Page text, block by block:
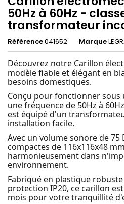
50Hz à 60Hz -
transformateur
Référence041652 Marque
Découvrez notre Carillon
modèle fiable et élégant en
besoins domestiques.
Conçu pour fonctionner sous
une fréquence de 50Hz à
est équipé d'un
installation facile.
Avec un volume sonore de
compactes de 116x116x48
harmonieusement dans
environnement.
Fabriqué en plastique
protection IP20, ce carillon
mois pour votre tranquillité